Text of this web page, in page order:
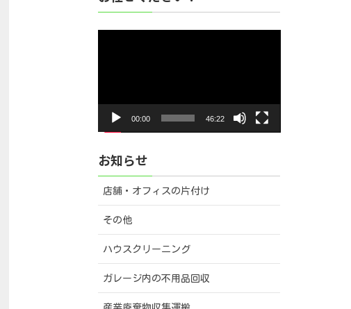
00:00 46:22
お知らせ
店舗・オフィスの片付け
その他
ハウスクリーニング
ガレージ内の不用品回収